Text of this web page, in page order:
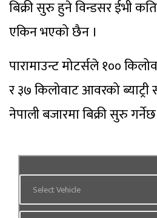
बिक्री सुरु हुने विन्डसर ईभी
एकिन भएको छैन ।
पारामाउन्ट मोटर्सले १००
र ३७ किलोवाट आवरको ब्याट्री
नेपाली बजारमा बिक्री सुरु गर्नेछ
Select Vehicle